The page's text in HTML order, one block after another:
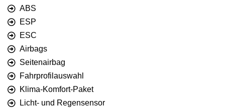
ABS
ESP
ESC
Airbags
Seitenairbag
Fahrprofilauswahl
Klima-Komfort-Paket
Licht- und Regensensor